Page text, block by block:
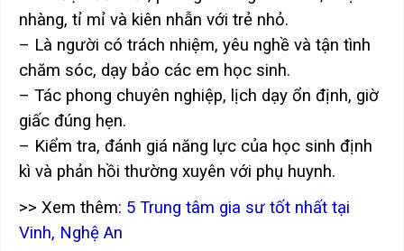
nhàng, tỉ mỉ và kiên nhẫn với trẻ nhỏ.
– Là người có trách nhiệm, yêu nghề và tận tình
chăm sóc, dạy bảo các em học sinh.
– Tác phong chuyên nghiệp, lịch dạy ổn định, giờ
giấc đúng hẹn.
– Kiểm tra, đánh giá năng lực của học sinh định
kì và phản hồi thường xuyên với phụ huynh.
>> Xem thêm: 5 Trung tâm gia sư tốt nhất tại
Vinh, Nghệ An